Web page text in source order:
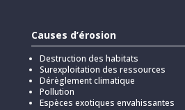
Causes d’érosion
Destruction des habitats
Surexploitation des ressources
Dérèglement climatique
Pollution
Espèces exotiques envahissantes